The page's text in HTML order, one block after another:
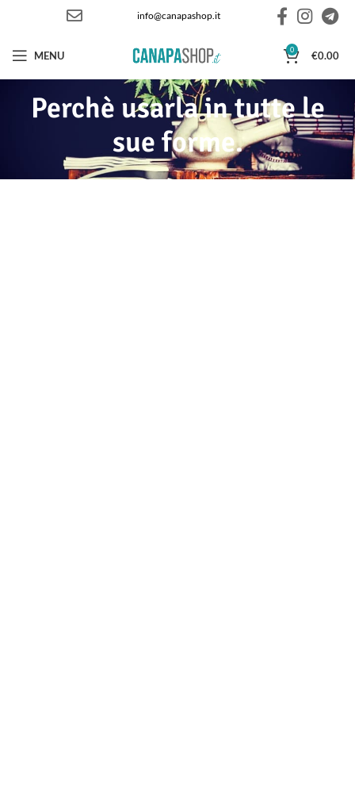
info@canapashop.it
MENU 0 €0.00
Perchè usarla in tutte le
sue forme.